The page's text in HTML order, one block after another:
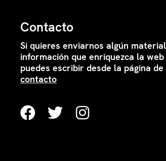
Contacto
Si quieres enviarnos algún
información que enriquezca la web
puedes escribir desde la página de
contacto